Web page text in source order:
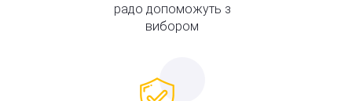
радо допоможуть з
вибором